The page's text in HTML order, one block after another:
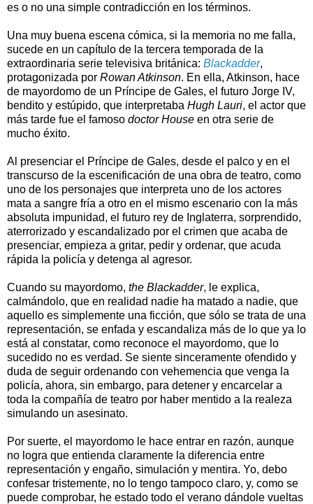
es o no una simple contradicción en los términos.
Una muy buena escena cómica, si la memoria no me falla,
sucede en un capítulo de la tercera temporada de la
extraordinaria serie televisiva británica: Blackadder,
protagonizada por Rowan Atkinson. En ella, Atkinson, hace
de mayordomo de un Príncipe de Gales, el futuro Jorge IV,
bendito y estúpido, que interpretaba Hugh Lauri, el actor que
más tarde fue el famoso doctor House en otra serie de
mucho éxito.
Al presenciar el Príncipe de Gales, desde el palco y en el
transcurso de la escenificación de una obra de teatro, como
uno de los personajes que interpreta uno de los actores
mata a sangre fría a otro en el mismo escenario con la más
absoluta impunidad, el futuro rey de Inglaterra, sorprendido,
aterrorizado y escandalizado por el crimen que acaba de
presenciar, empieza a gritar, pedir y ordenar, que acuda
rápida la policía y detenga al agresor.
Cuando su mayordomo, the Blackadder, le explica,
calmándolo, que en realidad nadie ha matado a nadie, que
aquello es simplemente una ficción, que sólo se trata de una
representación, se enfada y escandaliza más de lo que ya lo
está al constatar, como reconoce el mayordomo, que lo
sucedido no es verdad. Se siente sinceramente ofendido y
duda de seguir ordenando con vehemencia que venga la
policía, ahora, sin embargo, para detener y encarcelar a
toda la compañía de teatro por haber mentido a la realeza
simulando un asesinato.
Por suerte, el mayordomo le hace entrar en razón, aunque
no logra que entienda claramente la diferencia entre
representación y engaño, simulación y mentira. Yo, debo
confesar tristemente, no lo tengo tampoco claro, y, como se
puede comprobar, he estado todo el verano dándole vueltas